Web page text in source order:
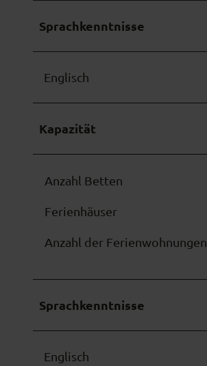
l
Sprachkenntnisse
Englisch
Kapazität
Anzahl Betten
Ferienhäuser
Anzahl der Ferienwohnungen
Sprachkenntnisse
Englisch